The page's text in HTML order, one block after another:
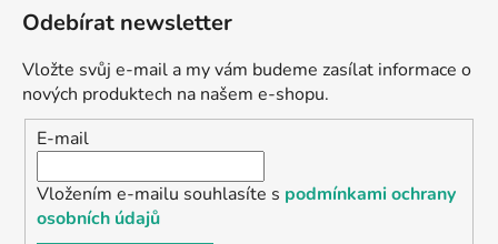
Odebírat newsletter
Vložte svůj e-mail a my vám budeme zasílat informace o
nových produktech na našem e-shopu.
E-mail
Vložením e-mailu souhlasíte s podmínkami ochrany
osobních údajů